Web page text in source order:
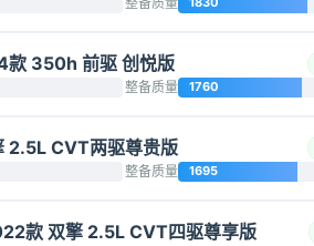
款 350h 前驱 创悦版
整备质量 1760
2.5L CVT两驱尊贵版
整备质量 1695
款 双擎 2.5L CVT四驱尊享版